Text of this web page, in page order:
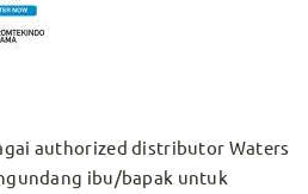
authorized distributor Waters
ibu/bapak untuk